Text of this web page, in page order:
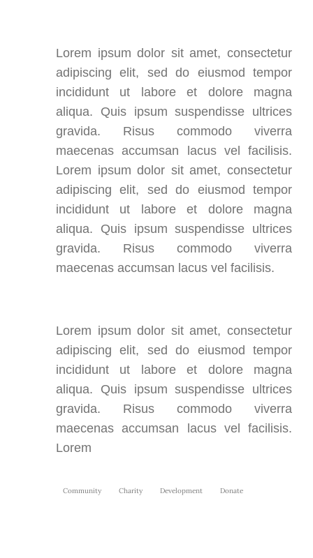
Lorem ipsum dolor sit amet, consectetur
adipiscing elit, sed do eiusmod tempor
incididunt ut labore et dolore magna
aliqua. Quis ipsum suspendisse ultrices
gravida. Risus commodo viverra
maecenas accumsan lacus vel facilisis.
Lorem ipsum dolor sit amet, consectetur
adipiscing elit, sed do eiusmod tempor
incididunt ut labore et dolore magna
aliqua. Quis ipsum suspendisse ultrices
gravida. Risus commodo viverra
maecenas accumsan lacus vel facilisis.
Lorem ipsum dolor sit amet, consectetur
adipiscing elit, sed do eiusmod tempor
incididunt ut labore et dolore magna
aliqua. Quis ipsum suspendisse ultrices
gravida. Risus commodo viverra
maecenas accumsan lacus vel facilisis.
Lorem
Community Charity Development Donate